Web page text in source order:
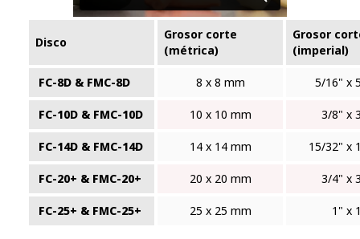
Disco
Grosor corte
(métrica)
Grosor
(imperial)
FC-8D & FMC-8D 8 x 8 mm 5/16" x
FC-10D & FMC-10D 10 x 10 mm 3/8" x
FC-14D & FMC-14D 14 x 14 mm 15/32" x
FC-20+ & FMC-20+ 20 x 20 mm 3/4" x
FC-25+ & FMC-25+ 25 x 25 mm 1" x